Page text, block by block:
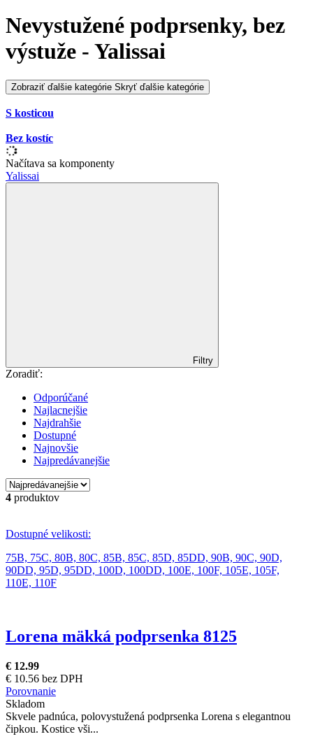
Nevystužené podprsenky, bez
výstuže - Yalissai
Zobraziť ďalšie kategórie Skryť ďalšie kategórie
S kosticou
Bez kostíc
Načítava sa komponenty
Yalissai
Filtry
Zoradiť:
Odporúčané
Najlacnejšie
Najdrahšie
Dostupné
Najnovšie
Najpredávanejšie
4 produktov
Dostupné velikosti:
75B, 75C, 80B, 80C, 85B, 85C, 85D, 85DD, 90B, 90C, 90D,
90DD, 95D, 95DD, 100D, 100DD, 100E, 100F, 105E, 105F,
110E, 110F
Lorena mäkká podprsenka 8125
€ 12.99
€ 10.56 bez DPH
Porovnanie
Skladom
Skvele padnúca, polovystužená podprsenka Lorena s elegantnou
čipkou. Kostice vši...